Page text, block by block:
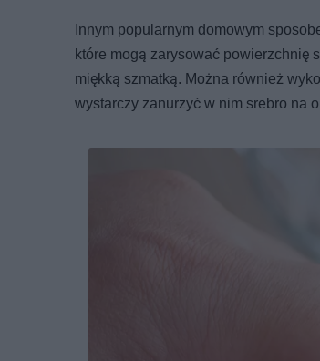
Innym popularnym domowym
które mogą zarysować powierzchnię
miękką szmatką. Można również
wystarczy zanurzyć w nim srebro na